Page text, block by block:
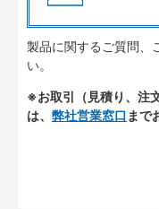
製品に関するご質問、
い。
※お取引（見積り、注
は、 弊社営業窓口 まで